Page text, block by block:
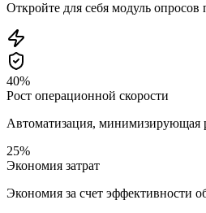
Откройте для себя модуль
40%
Рост операционной скорости
Автоматизация, минимизирующая
25%
Экономия затрат
Экономия за счет эффективности